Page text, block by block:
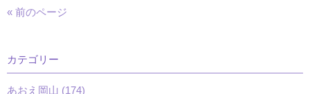
« 前のページ
カテゴリー
あおえ岡山 (174)